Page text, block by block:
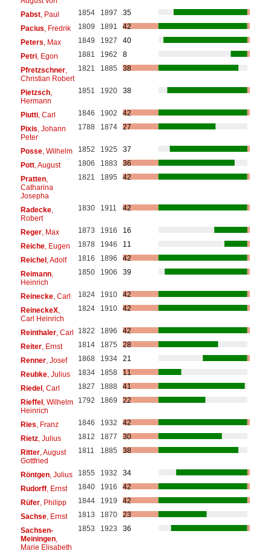
Pabst, Paul 1854 1897
35
Pacius , Fredrik 1809 1891
42
Peters , Max 1849 1927
40
Petri, Egon 1881 1962
8
Pfretzschner,
Christian Robert
1821 1885 38
Pietzsch,
Hermann
1851 1920 38
Piutti, Carl 1846 1902
42
Pixis , Johann
Peter
1788 1874 27
Posse, Wilhelm 1852 1925
37
Pott, August 1806 1883
36
Pratten,
Catharina
Josepha
1821 1895 42
Radecke,
Robert
1830 1911 42
Reger, Max 1873 1916
16
Reiche, Eugen 1878 1946
11
Reichel, Adolf 1816 1896
42
Reimann,
Heinrich
1850 1906 39
Reinecke, Carl 1824 1910
42
ReineckeX,
Carl Heinrich
1824 1910 42
Reinthaler, Carl 1822 1896
42
Reiter, Ernst 1814 1875
28
Renner, Josef 1868 1934
21
Reubke, Julius 1834 1858
11
Riedel, Carl 1827 1888
41
Rieffel, Wilhelm
Heinrich
1792 1869 22
Ries , Franz 1846 1932
42
Rietz, Julius 1812 1877
30
Ritter, August
Gottfried
1811 1885 38
Röntgen, Julius 1855 1932
34
Rudorff, Ernst 1840 1916
42
Rüfer, Philipp 1844 1919
42
Sachse, Ernst 1813 1870
23
Sachsen-
Meiningen,
Marie Elisabeth
1853 1923 36